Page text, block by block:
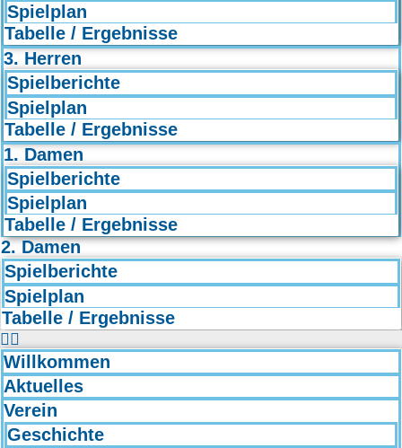
Spielplan
Tabelle / Ergebnisse
3. Herren
Spielberichte
Spielplan
Tabelle / Ergebnisse
1. Damen
Spielberichte
Spielplan
Tabelle / Ergebnisse
2. Damen
Spielberichte
Spielplan
Tabelle / Ergebnisse
Willkommen
Aktuelles
Verein
Geschichte